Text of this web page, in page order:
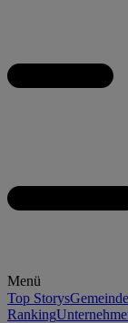
Menü
Top Storys
Ranking